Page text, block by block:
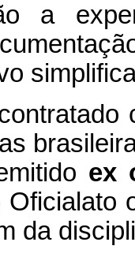
a
ex
Oficialato
da